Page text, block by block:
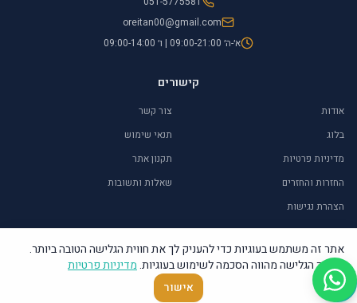
oreitan00@gmail.com
א׳-ה׳ 09:00-21:00 | ו׳ 09:00-14:00
קישורים
אודות
צור קשר
בלוג
תנאי שימוש
מדיניות פרטיות
תקנון אתר
החזרות והחזרים
שאלות ותשובות
הצהרת נגישות
©
2026 אור איתן – יודאיקה ומתנות. כל הזכויות שמורות.
אתר זה משתמש בעוגיות כדי להעניק לך את חווית הגלישה הטובה ביותר.
המשך הגלישה מהווה הסכמה לשימוש בעוגיות.מדיניות פרטיות
אישור